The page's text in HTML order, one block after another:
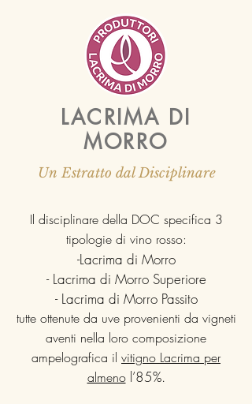
LACRIMA DI
MORRO
Un Estratto dal Disciplinare
Il disciplinare della DOC specifica 3
tipologie di vino rosso:
-Lacrima di Morro
- Lacrima di Morro Superiore
- Lacrima di Morro Passito
tutte ottenute da uve provenienti da vigneti
aventi nella loro composizione
ampelografica il vitigno Lacrima per
almeno l’85%.